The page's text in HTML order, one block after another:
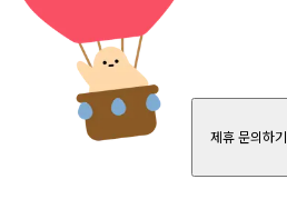
제휴 문의하기